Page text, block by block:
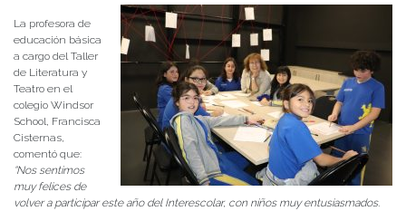
La profesora de
educación básica
a cargo del Taller
de Literatura y
Teatro en el
colegio Windsor
School, Francisca
Cisternas,
comentó que:
“Nos sentimos
muy felices de
volver a participar este año del Interescolar, con niños muy entusiasmados.